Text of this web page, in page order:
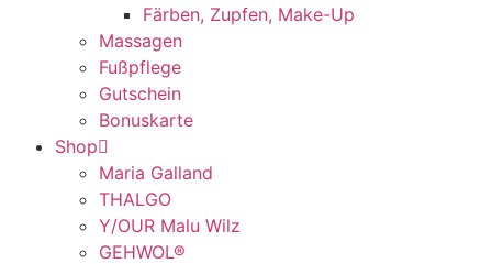
Färben, Zupfen, Make-Up
Massagen
Fußpflege
Gutschein
Bonuskarte
Shop
Maria Galland
THALGO
Y/OUR Malu Wilz
GEHWOL®